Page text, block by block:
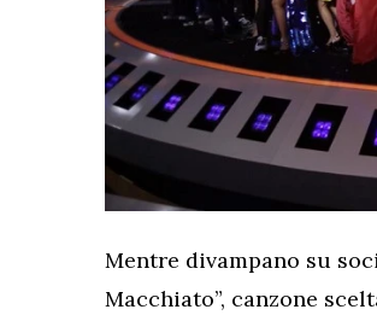
Mentre divampano su
Macchiato”, canzone